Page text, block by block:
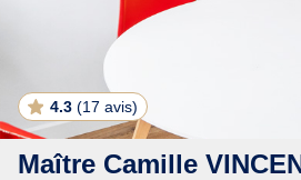
4.3 (17 avis)
Maître Camille